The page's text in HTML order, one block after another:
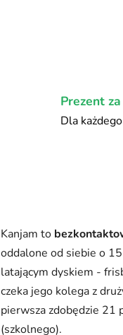
Prezent
Dla każdego
Kanjam to
oddalone od siebie o
latającym dyskiem -
czeka jego kolega z
pierwsza zdobędzie 21
(szkolnego).